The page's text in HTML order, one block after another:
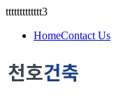
ttttttttttttt3
HomeContact Us